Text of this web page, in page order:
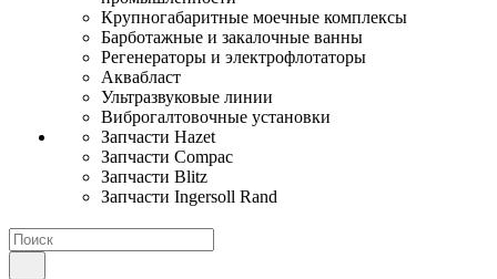
Крупногабаритные моечные комплексы
Барботажные и закалочные ванны
Регенераторы и электрофлотаторы
Аквабласт
Ультразвуковые линии
Виброгалтовочные установки
Запчасти Hazet
Запчасти Compac
Запчасти Blitz
Запчасти Ingersoll Rand